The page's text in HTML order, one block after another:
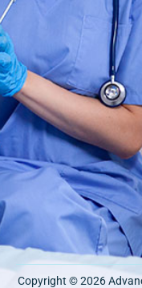
Copyright © 2026